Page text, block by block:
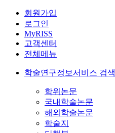
회원가입
로그인
MyRISS
고객센터
전체메뉴
학술연구정보서비스 검색
학위논문
국내학술논문
해외학술논문
학술지